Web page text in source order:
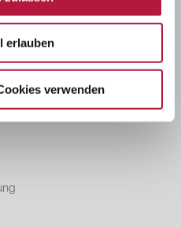
erlauben
verwenden